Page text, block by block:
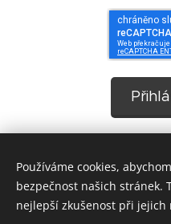
Používáme cookies,
bezpečnost našich stránek.
nejlepší zkušenost při jejich